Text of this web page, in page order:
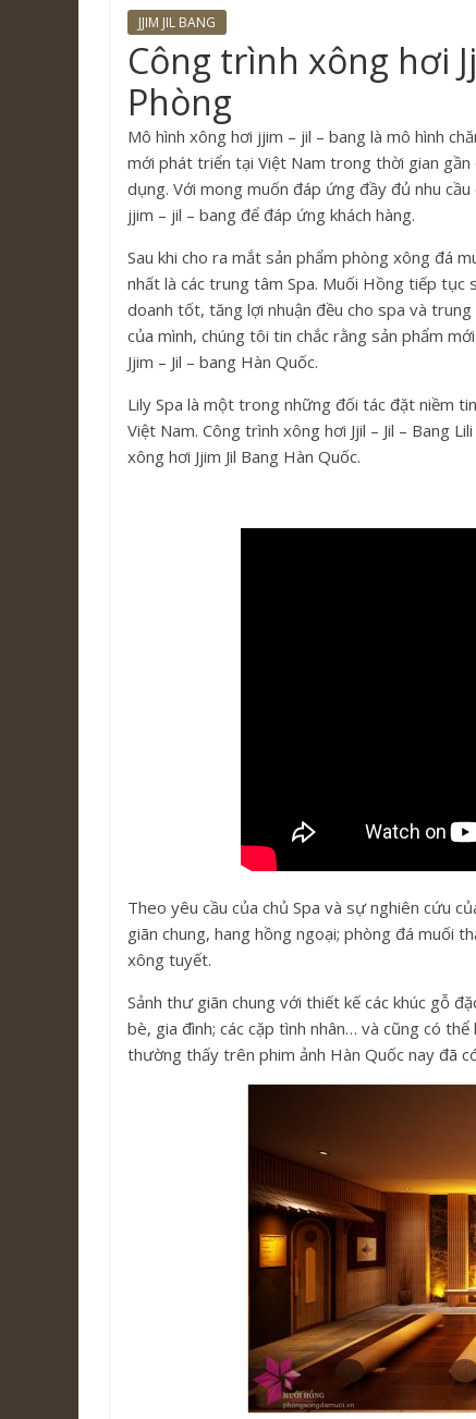
JJIM JIL BANG
Công trình xông hơi
Phòng
Mô hình xông hơi jjim – jil – bang là mô hình
mới phát triển tại Việt Nam trong thời gian
dụng. Với mong muốn đáp ứng đầy đủ nhu
jjim – jil – bang để đáp ứng khách hàng.
Sau khi cho ra mắt sản phẩm phòng xông đá
nhất là các trung tâm Spa. Muối Hồng tiếp tục
doanh tốt, tăng lợi nhuận đều cho spa và
của mình, chúng tôi tin chắc rằng sản phẩm
Jjim – Jil – bang Hàn Quốc.
Lily Spa là một trong những đối tác đặt niềm
Việt Nam. Công trình xông hơi Jjil – Jil – Bang
xông hơi Jjim Jil Bang Hàn Quốc.
Theo yêu cầu của chủ Spa và sự nghiên cứu
giãn chung, hang hồng ngoại; phòng đá muối
xông tuyết.
Sảnh thư giãn chung với thiết kế các khúc gỗ
bè, gia đình; các cặp tình nhân… và cũng có
thường thấy trên phim ảnh Hàn Quốc nay đã